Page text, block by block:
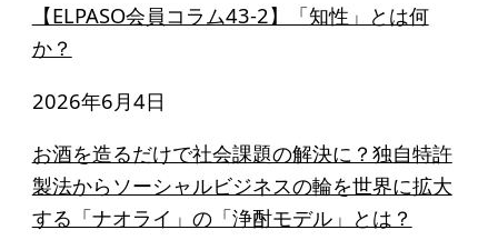
【ELPASO会員コラム43-2】「知性」とは何
か？
2026年6月4日
お酒を造るだけで社会課題の解決に？独自特許
製法からソーシャルビジネスの輪を世界に拡大
する「ナオライ」の「浄酎モデル」とは？